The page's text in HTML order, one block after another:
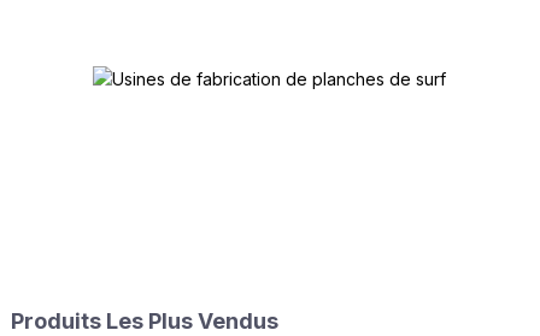
Produits Les Plus Vendus